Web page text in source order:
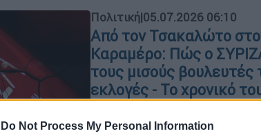
Do Not Process My Personal Information
Πολιτική|05.07.2026 06:10
Από τον Τσακαλώτο
Καραμέρο: Πώς ο
τους μισούς βουλευτές
εκλογές - Το χρονικό
ΣΥΡΙΖΑ είναι το μοναδικό